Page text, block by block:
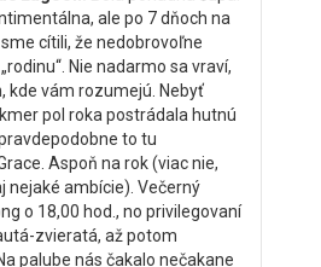
ale po 7 dňoch na
cítili, že nedobrovoľne
Nie nadarmo sa vraví,
kde vám rozumejú. Nebyť
pol roka postrádala hutnú
to tu
Aspoň na rok (viac nie,
nejaké ambície). Večerný
o 18,00 hod., no privilegovaní
zvieratá, až potom
palube nás čakalo nečakane